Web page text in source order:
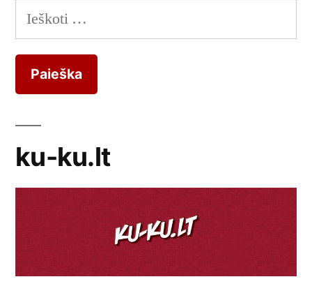
Ieškoti:
ku-ku.lt